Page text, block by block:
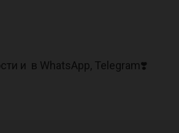
и в WhatsApp, Telegram❣️